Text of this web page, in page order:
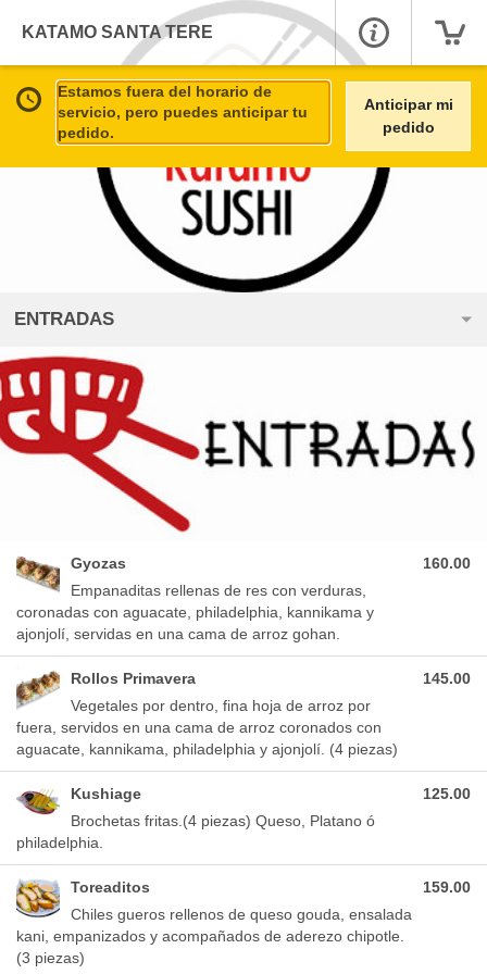
KATAMO SANTA TERE
Estamos fuera del horario de
servicio, pero puedes anticipar tu
pedido.
Anticipar mi
pedido
ENTRADAS
Gyozas
Empanaditas rellenas de res con verduras,
coronadas con aguacate, philadelphia, kannikama y
ajonjolí, servidas en una cama de arroz gohan.
160.00
Rollos Primavera
Vegetales por dentro, fina hoja de arroz por
fuera, servidos en una cama de arroz coronados con
aguacate, kannikama, philadelphia y ajonjolí. (4 piezas)
145.00
Kushiage
Brochetas fritas.(4 piezas) Queso, Platano ó
philadelphia.
125.00
Toreaditos
Chiles gueros rellenos de queso gouda, ensalada
kani, empanizados y acompañados de aderezo chipotle.
(3 piezas)
159.00